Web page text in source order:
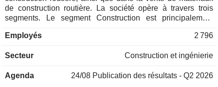
de construction routière. La société opère à travers trois
segments. Le segment Construction est principalement
d'infrastructures. Le segment Vente de matériaux est
Le segment Études, conception, essais et autres est
conception et d'essais. La société exerce principalement ses
Employés 2 796
Secteur Construction et ingénierie
Agenda 24/08 Publication des résultats - Q2 2026